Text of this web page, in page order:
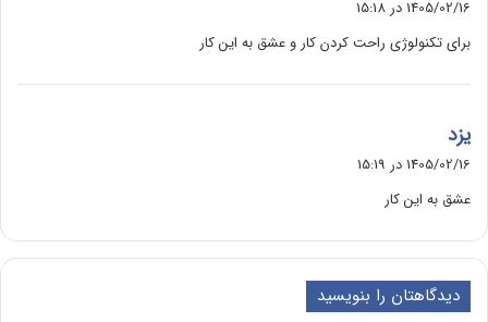
:
1405/02/16 در 15:18
برای تکنولوژی راحت کردن کار و عشق به این کار
یزد
ف
:
1405/02/16 در 15:19
عشق به این کار
دیدگاهتان را بنویسید